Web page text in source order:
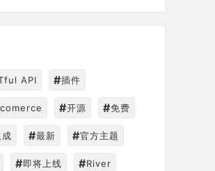
API #插件
#开源 #免费
#最新 #官方主题
#即将上线 #River